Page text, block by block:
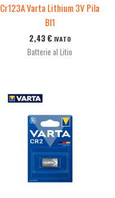
Cr123A Varta Lithium 3V Pila
Bl1
2,43 € IVATO
Batterie al Litio